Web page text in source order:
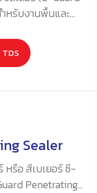
หรับงานพื้นและ
ยี่ยม มีความ
เยี่ยม ทนแรงขีด
Sealer
หรือ สีเบเยอร์ ซี-
Penetrating